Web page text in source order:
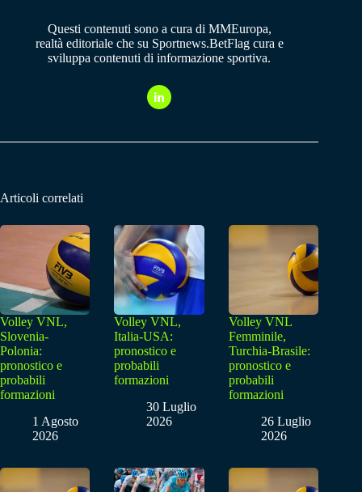
Questi contenuti sono a cura di MMEuropa,
realtà editoriale che su Sportnews.BetFlag cura e
sviluppa contenuti di informazione sportiva.
Articoli correlati
Volley VNL,
Slovenia-
Polonia:
pronostico e
probabili
formazioni
1 Agosto
2026
Volley VNL,
Italia-USA:
pronostico e
probabili
formazioni
30 Luglio
2026
Volley VNL
Femminile,
Turchia-Brasile:
pronostico e
probabili
formazioni
26 Luglio
2026